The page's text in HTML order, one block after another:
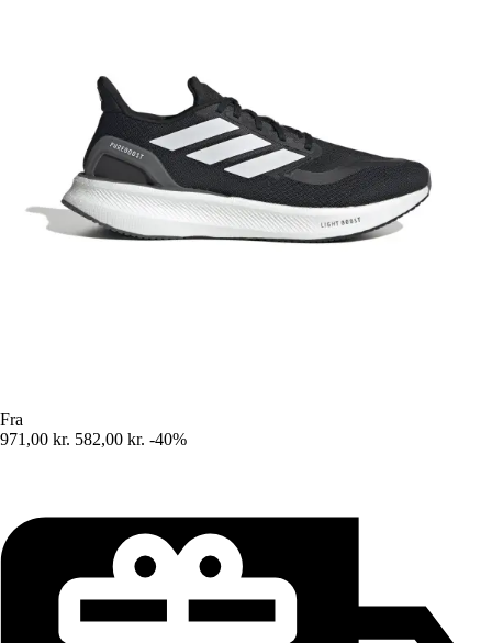
Fra
971,00 kr. 582,00 kr. -40%